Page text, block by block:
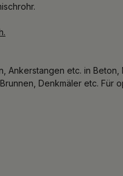
etc. in
Denkmäler etc.